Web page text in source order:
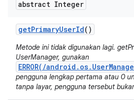
abstract Integer
getPrimaryUserId()
Metode ini tidak digunakan lagi.
UserManager, gunakan
ERROR(/
pengguna lengkap pertama atau 0
tanpa layar, pengguna tersebut